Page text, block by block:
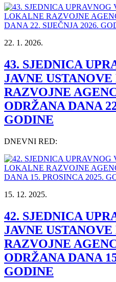
22. 1. 2026.
43. SJEDNICA
JAVNE
RAZVOJNE
ODRŽANA DANA
GODINE
DNEVNI RED:
15. 12. 2025.
42. SJEDNICA
JAVNE
RAZVOJNE
ODRŽANA DANA
GODINE